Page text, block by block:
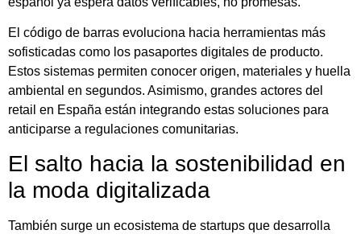
El código de barras evoluciona hacia herramientas más
sofisticadas como los pasaportes digitales de producto.
Estos sistemas permiten conocer origen, materiales y huella
ambiental en segundos. Asimismo, grandes actores del
retail en España están integrando estas soluciones para
anticiparse a regulaciones comunitarias.
El salto hacia la sostenibilidad en
la moda digitalizada
También surge un ecosistema de startups que desarrolla